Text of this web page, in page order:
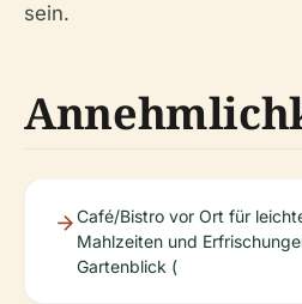
sein.
Café/Bistro vor Ort für
Mahlzeiten und
Gartenblick (